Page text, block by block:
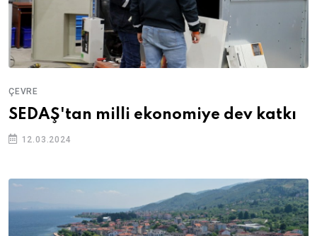
ÇEVRE
SEDAŞ'tan milli ekonomiye dev katkı
12.03.2024